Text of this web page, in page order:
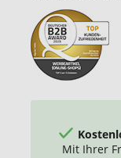
Mit Ihrer